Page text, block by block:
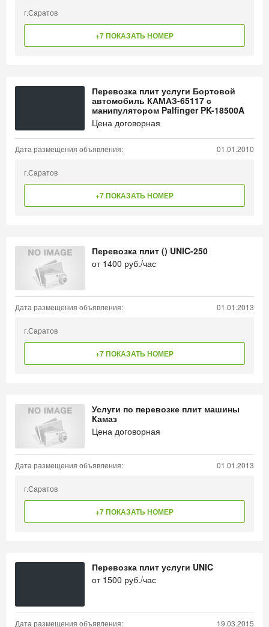
г.Саратов
+7 ПОКАЗАТЬ НОМЕР
Перевозка плит услуги Бортовой
автомобиль КАМАЗ-65117 с
манипулятором Palfinger PK-18500A
Цена договорная
Дата размещения объявления: 01.01.2010
г.Саратов
+7 ПОКАЗАТЬ НОМЕР
Перевозка плит () UNIC-250
от 1400 руб./час
Дата размещения объявления: 01.01.2013
г.Саратов
+7 ПОКАЗАТЬ НОМЕР
Услуги по перевозке плит машины
Камаз
Цена договорная
Дата размещения объявления: 01.01.2013
г.Саратов
+7 ПОКАЗАТЬ НОМЕР
Перевозка плит услуги UNIC
от 1500 руб./час
Дата размещения объявления: 19.03.2015